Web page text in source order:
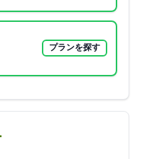
プランを探す